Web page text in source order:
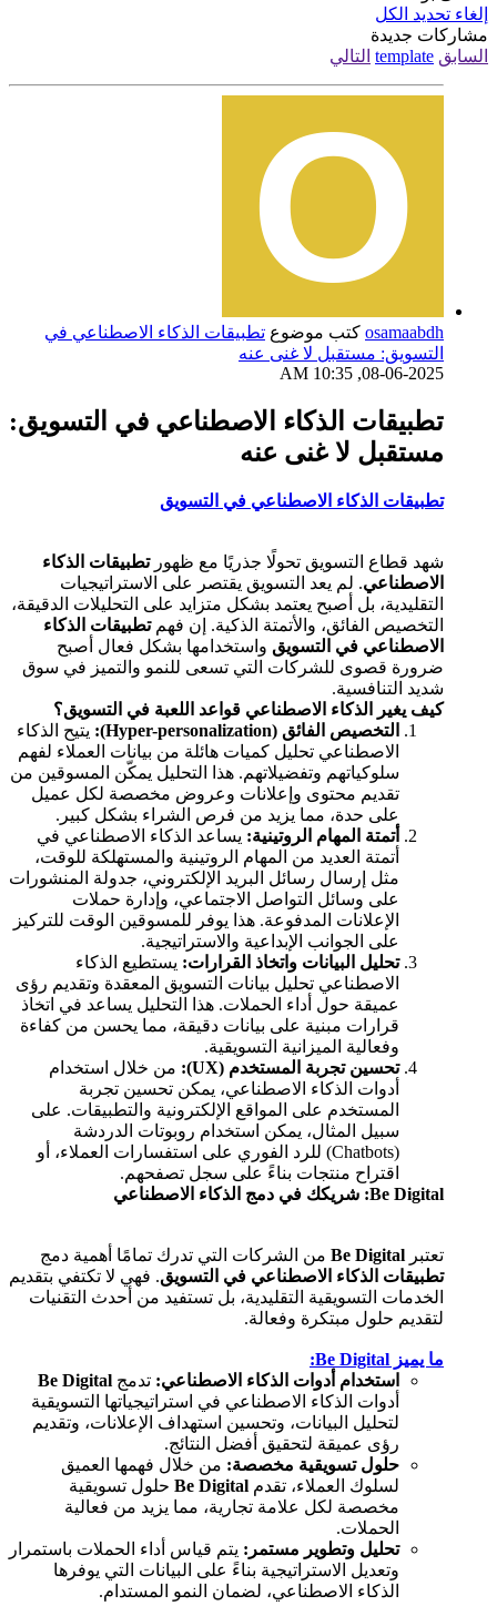
إلغاء تحديد الكل
مشاركات جديدة
السابق template التالي
osamaabdh كتب موضوع تطبيقات الذكاء الاصطناعي في
التسويق: مستقبل لا غنى عنه
08-06-2025, 10:35 AM
تطبيقات الذكاء الاصطناعي في التسويق:
مستقبل لا غنى عنه
تطبيقات الذكاء الاصطناعي في التسويق
شهد قطاع التسويق تحولًا جذريًا مع ظهورتطبيقات الذكاء
الاصطناعي. لم يعد التسويق يقتصر على الاستراتيجيات
التقليدية، بل أصبح يعتمد بشكل متزايد على التحليلات الدقيقة،
التخصيص الفائق، والأتمتة الذكية. إن فهمتطبيقات الذكاء
الاصطناعي في التسويق واستخدامها بشكل فعال أصبح
ضرورة قصوى للشركات التي تسعى للنمو والتميز في سوق
شديد التنافسية.
كيف يغير الذكاء الاصطناعي قواعد اللعبة في التسويق؟
التخصيص الفائق (Hyper-personalization):
يتيح الذكاء
الاصطناعي تحليل كميات هائلة من بيانات العملاء لفهم
سلوكياتهم وتفضيلاتهم. هذا التحليل يمكّن المسوقين من
تقديم محتوى وإعلانات وعروض مخصصة لكل عميل
على حدة، مما يزيد من فرص الشراء بشكل كبير.
أتمتة المهام الروتينية: يساعد الذكاء الاصطناعي في
أتمتة العديد من المهام الروتينية والمستهلكة للوقت،
مثل إرسال رسائل البريد الإلكتروني، جدولة المنشورات
على وسائل التواصل الاجتماعي، وإدارة حملات
الإعلانات المدفوعة. هذا يوفر للمسوقين الوقت للتركيز
على الجوانب الإبداعية والاستراتيجية.
تحليل البيانات واتخاذ القرارات: يستطيع الذكاء
الاصطناعي تحليل بيانات التسويق المعقدة وتقديم رؤى
عميقة حول أداء الحملات. هذا التحليل يساعد في اتخاذ
قرارات مبنية على بيانات دقيقة، مما يحسن من كفاءة
وفعالية الميزانية التسويقية.
تحسين تجربة المستخدم (UX):
من خلال استخدام
أدوات الذكاء الاصطناعي، يمكن تحسين تجربة
المستخدم على المواقع الإلكترونية والتطبيقات. على
سبيل المثال، يمكن استخدام روبوتات الدردشة
(Chatbots) للرد الفوري على استفسارات العملاء، أو
اقتراح منتجات بناءً على سجل تصفحهم.
Be Digital: شريكك في دمج الذكاء الاصطناعي
تعتبر Be Digital من الشركات التي تدرك تمامًا أهمية دمج
تطبيقات الذكاء الاصطناعي في التسويق. فهي لا تكتفي بتقديم
الخدمات التسويقية التقليدية، بل تستفيد من أحدث التقنيات
لتقديم حلول مبتكرة وفعالة.
ما يميز Be Digital:
استخدام أدوات الذكاء الاصطناعي: تدمج Be Digital
أدوات الذكاء الاصطناعي في استراتيجياتها التسويقية
لتحليل البيانات، وتحسين استهداف الإعلانات، وتقديم
رؤى عميقة لتحقيق أفضل النتائج.
حلول تسويقية مخصصة: من خلال فهمها العميق
لسلوك العملاء، تقدم Be Digital حلول تسويقية
مخصصة لكل علامة تجارية، مما يزيد من فعالية
الحملات.
تحليل وتطوير مستمر: يتم قياس أداء الحملات باستمرار
وتعديل الاستراتيجية بناءً على البيانات التي يوفرها
الذكاء الاصطناعي، لضمان النمو المستدام.